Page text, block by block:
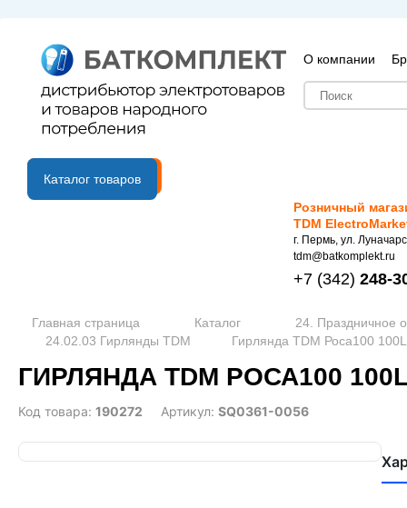
О компании
B2B портал
Каталог товаров
Розничный
TDM
г. Пермь, ул.
tdm@batkomplekt.ru
+7 (342) 248-
Главная страница Каталог
24. Праздничное
24.02.03 Гирлянды TDM
Гирлянда TDM Роса100
ГИРЛЯНДА TDM РОСА100
Код товара: 190272 Артикул: SQ0361-0056